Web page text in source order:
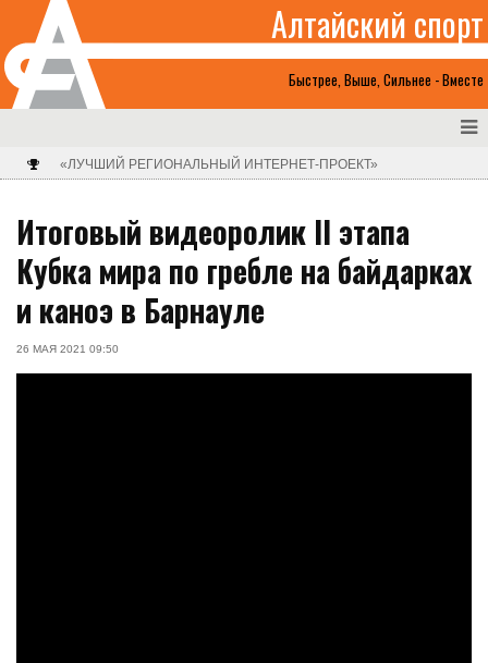
Быстрее, Выше, Сильнее - Вместе
Алтайский спорт
«ЛУЧШИЙ РЕГИОНАЛЬНЫЙ ИНТЕРНЕТ-ПРОЕКТ»
Итоговый видеоролик II этапа
Кубка мира по гребле на байдарках
и каноэ в Барнауле
26 МАЯ 2021 09:50